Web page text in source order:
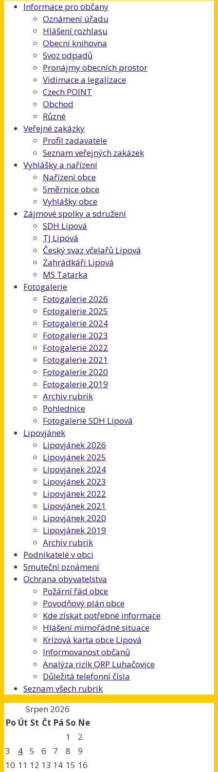
Informace pro občany
Oznámení úřadu
Hlášení rozhlasu
Obecní knihovna
Svoz odpadů
Pronájmy obecních prostor
Vidimace a legalizace
Czech POINT
Obchod
Různé
Veřejné zakázky
Profil zadavatele
Seznam veřejných zakázek
Vyhlášky a nařízení
Nařízení obce
Směrnice obce
Vyhlášky obce
Zájmové spolky a sdružení
SDH Lipová
TJ Lipová
Český svaz včelařů Lipová
Zahrádkáři Lipová
MS Tatarka
Fotogalerie
Fotogalerie 2026
Fotogalerie 2025
Fotogalerie 2024
Fotogalerie 2023
Fotogalerie 2022
Fotogalerie 2021
Fotogalerie 2020
Fotogalerie 2019
Archiv rubrik
Pohlednice
Fotogalerie SDH Lipová
Lipovjánek
Lipovjánek 2026
Lipovjánek 2025
Lipovjánek 2024
Lipovjánek 2023
Lipovjánek 2022
Lipovjánek 2021
Lipovjánek 2020
Lipovjánek 2019
Archiv rubrik
Podnikatelé v obci
Smuteční oznámení
Ochrana obyvatelstva
Požární řád obce
Povodňový plán obce
Kde získat potřebné informace
Hlášení mimořádné situace
Krizová karta obce Lipová
Informovanost občanů
Analýza rizik ORP Luhačovice
Důležitá telefonní čísla
Seznam všech rubrik
Srpen 2026
Po Út St Čt Pá So Ne
1
2
3
4 5 6 7 8
9
10 11 12 13 14 15 16